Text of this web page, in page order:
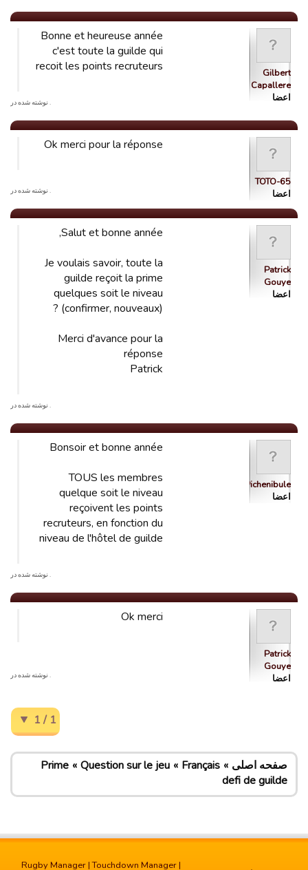
Gilbert
Capallere
اعضا
Bonne et heureuse année
c'est toute la guilde qui
recoit les points recruteurs
. نوشته شده در
TOTO-65
اعضا
Ok merci pour la réponse
. نوشته شده در
Patrick
Gouye
اعضا
Salut et bonne année,
Je voulais savoir, toute la
guilde reçoit la prime
quelques soit le niveau
(confirmer, nouveaux) ?
Merci d'avance pour la
réponse
Patrick
. نوشته شده در
Pichenibule
اعضا
Bonsoir et bonne année
TOUS les membres
quelque soit le niveau
reçoivent les points
recruteurs, en fonction du
niveau de l'hôtel de guilde
. نوشته شده در
Patrick
Gouye
اعضا
Ok merci
. نوشته شده در
1 / 1
صفحه اصلی Français
Question sur le jeu
Prime
defi de guilde
Rugby Manager |Touchdown Manager |